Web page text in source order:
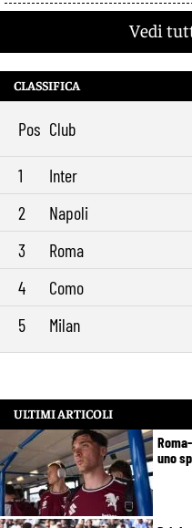
Rensch-Roma, l’occasione
11:49 Brighton-Roma, ultimo test
10:41
Rowe chiude alla Roma:
Castro e Dovbyk
9:32
Mercato Roma, Gasperini
Vedi
CLASSIFICA
Pos Club
1 Inter
2
Napoli
3
Roma
4
Como
5
Milan
ULTIMI ARTICOLI
uno